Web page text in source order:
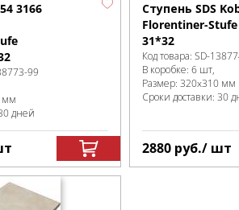
3166
-99
мм
дней
Ступень SDS
Florentiner-Stufe
31*32
Код товара: SD-
В коробке: 6 шт,
Размер: 320x310 мм
Сроки доставки: 30
2880 руб./ шт